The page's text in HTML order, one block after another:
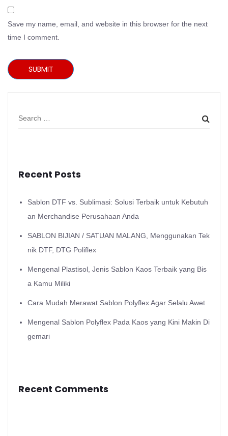
Save my name, email, and website in this browser for the next
time I comment.
SUBMIT
Recent Posts
Sablon DTF vs. Sublimasi: Solusi Terbaik untuk Kebutuh
an Merchandise Perusahaan Anda
SABLON BIJIAN / SATUAN MALANG, Menggunakan Tek
nik DTF, DTG Poliflex
Mengenal Plastisol, Jenis Sablon Kaos Terbaik yang Bis
a Kamu Miliki
Cara Mudah Merawat Sablon Polyflex Agar Selalu Awet
Mengenal Sablon Polyflex Pada Kaos yang Kini Makin Di
gemari
Recent Comments